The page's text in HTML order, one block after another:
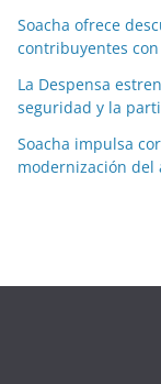
Soacha ofrece
contribuyentes
La Despensa
seguridad y la
Soacha impulsa
modernización del